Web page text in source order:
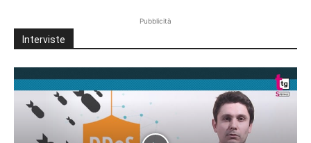
Pubblicità
Interviste